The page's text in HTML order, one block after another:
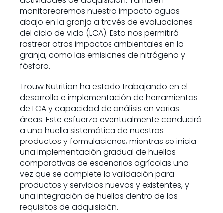
monitorearemos nuestro impacto aguas
abajo en la granja a través de evaluaciones
del ciclo de vida (LCA). Esto nos permitirá
rastrear otros impactos ambientales en la
granja, como las emisiones de nitrógeno y
fósforo.
Trouw Nutrition ha estado trabajando en el
desarrollo e implementación de herramientas
de LCA y capacidad de análisis en varias
áreas. Este esfuerzo eventualmente conducirá
a una huella sistemática de nuestros
productos y formulaciones, mientras se inicia
una implementación gradual de huellas
comparativas de escenarios agrícolas una
vez que se complete la validación para
productos y servicios nuevos y existentes, y
una integración de huellas dentro de los
requisitos de adquisición.